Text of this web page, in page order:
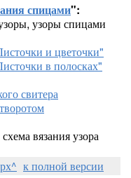
спицами":
узоры спицами
и цветочки"
в полосках"
свитера
вязания узора
к полной версии